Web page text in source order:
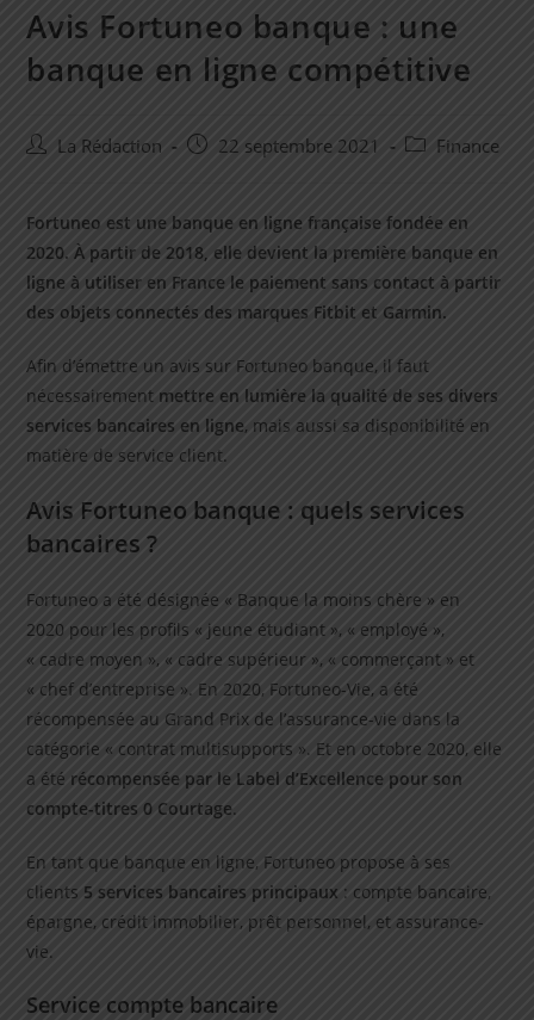
Avis Fortuneo banque : une
banque en ligne compétitive
Auteur/autrice
publication :
La Rédaction
Post22 septembre 2021
PostFinance
Fortuneo est une banque en ligne française fondée en
2020. À partir de 2018, elle devient la première banque en
ligne à utiliser en France le paiement sans contact à partir
des objets connectés des marques Fitbit et Garmin.
Afin d’émettre un avis sur Fortuneo banque, il faut
nécessairement mettre en lumière la qualité de ses divers
services bancaires en ligne, mais aussi sa disponibilité en
matière de service client.
Avis Fortuneo banque : quels services
bancaires ?
Fortuneo a été désignée « Banque la moins chère » en
2020 pour les profils « jeune étudiant », « employé »,
« cadre moyen », « cadre supérieur », « commerçant » et
« chef d’entreprise ». En 2020, Fortuneo-Vie, a été
récompensée au Grand Prix de l’assurance-vie dans la
catégorie « contrat multisupports ». Et en octobre 2020, elle
a été récompensée par le Label d’Excellence pour son
compte-titres 0 Courtage.
En tant que banque en ligne, Fortuneo propose à ses
clients 5 services bancaires principaux : compte bancaire,
épargne, crédit immobilier, prêt personnel, et assurance-
vie.
Service compte bancaire